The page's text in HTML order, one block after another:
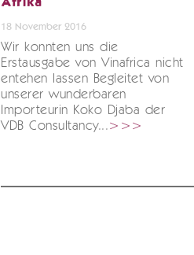
Afrika
18 November 2016
Wir konnten uns die
Erstausgabe von Vinafrica nicht
entehen lassen Begleitet von
unserer wunderbaren
Importeurin Koko Djaba der
VDB Consultancy...>>>